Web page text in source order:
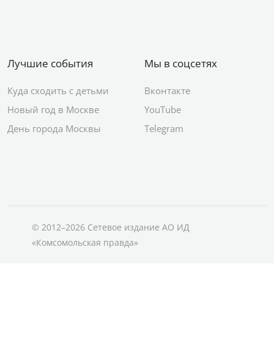
Лучшие события
Куда сходить с детьми
Новый год в Москве
День города Москвы
Мы в соцсетях
Вконтакте
YouTube
Telegram
© 2012–2026 Сетевое издание АО ИД
«Комсомольская правда»